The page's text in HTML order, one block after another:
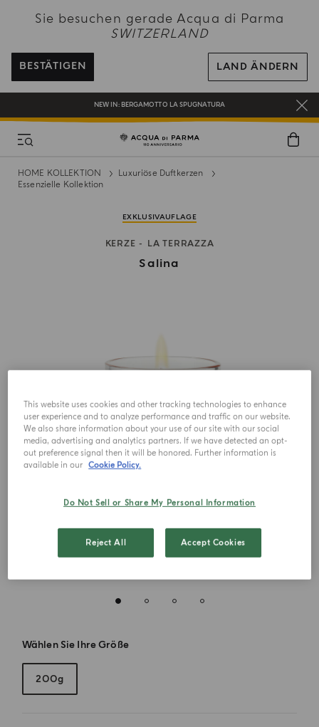
Sie besuchen gerade Acqua di Parma
SWITZERLAND
BESTÄTIGEN LAND ÄNDERN
KOSTENFREIER VERSAND AUF ALLE BESTELLUNGEN ÜBER 120 CHF
REGISTRIEREN SIE SICH UND GENIESSEN SIE EINE WELT VOLLER VORTEILE
EIN GESCHENK FÜR SIE AUF ALLE BESTELLUNGEN ÜBER CHF 180
NEW IN: BERGAMOTTO LA SPUGNATURA
HOME KOLLEKTION
Luxuriöse Duftkerzen
Essenzielle Kollektion
EXKLUSIVAUFLAGE
KERZE LA TERRAZZA
Salina
Wählen Sie Ihre Größe
200g
This website uses cookies and other tracking technologies to enhance
user experience and to analyze performance and traffic on our website.
We also share information about your use of our site with our social
media, advertising and analytics partners. If we have detected an opt-
out preference signal then it will be honored. Further information is
available in our Cookie Policy.
Do Not Sell or Share My Personal Information
Reject All Accept Cookies